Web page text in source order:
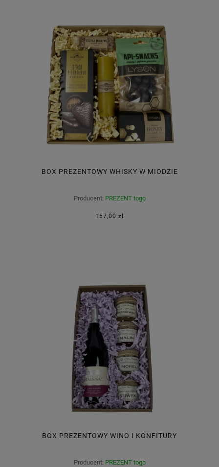
BOX PREZENTOWY WHISKY W MIODZIE
Producent: PREZENT togo
157,00 zł
BOX PREZENTOWY WINO I KONFITURY
Producent: PREZENT togo